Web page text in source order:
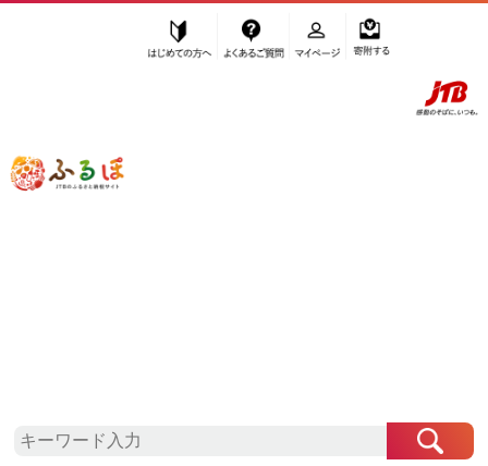
ふるぽ JTBのふるさと納税サイト